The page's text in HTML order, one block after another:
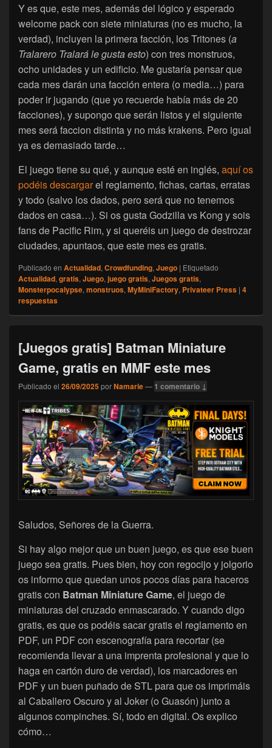
Y es que, este mes, además del lógico y esperado
welcome pack con siete miniaturas (no es mucho, la
verdad), incluyen la primera facción, los Tritones (a
Tralarero Tralará le gusta esto) con tres monstruos,
ocho unidades y un edificio. Me gustaría pensar que
cada mes darán una facción entera (o media…) para
poder ir jugando (que yo recuerde había más de 20
facciones), y supongo que serán listos y el siguiente
mes será faccion distinta y no más krakens. Pero igual
ya es demasiado tarde…
El juego tiene su qué, y aunque esté en inglés, aquí os
podéis descargarel reglamento, fichas, cartas, erratas
y todo (salvo los dados, pero será que no tenemos
dados en casa…). Si os gusta Godzilla vs Kong y sois
fans de Pacific Rim, y si queréis un juego de destrozar
ciudades, apuntaos, que este mes es gratis.
Publicado en Actualidad, Crowdfunding, Juego | Etiquetado
Actualidad, gratis, Juego, juego gratis, Juegos gratis,
Monsterpocalypse, monstruos, MyMiniFactory, Privateer Press | 4
respuestas
[Juegos gratis] Batman Miniature
Game, gratis en MMF este mes
Publicado el 26/09/2025porNamarie— 1 comentario ↓
Saludos, Señores de la Guerra.
Si hay algo mejor que un buen juego, es que ese buen
juego sea gratis. Pues bien, hoy con regocijo y jolgorio
os informo que quedan unos pocos días para haceros
gratis con Batman Miniature Game, el juego de
miniaturas del cruzado enmascarado. Y cuando digo
gratis, es que os podéis sacar gratis el reglamento en
PDF, un PDF con escenografía para recortar (se
recomienda llevar a una imprenta profesional y que lo
haga en cartón duro de verdad), los marcadores en
PDF y un buen puñado de STL para que os imprimáis
al Caballero Oscuro y al Joker (o Guasón) junto a
algunos compinches. Sí, todo en digital. Os explico
cómo…